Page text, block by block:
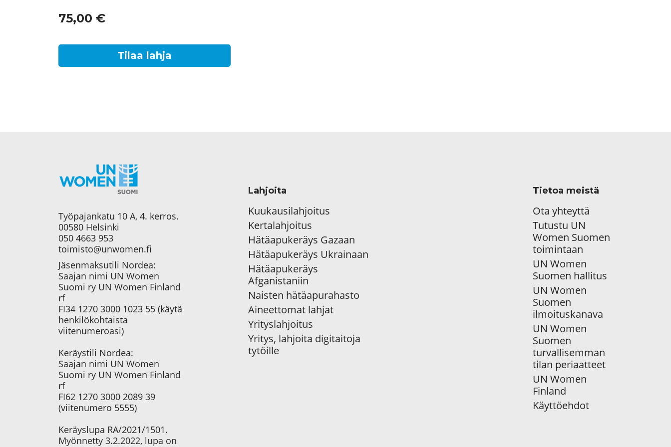
75,00 €
Tilaa lahja
Työpajankatu 10 A, 4. kerros.
00580 Helsinki
050 4663 953
toimisto@unwomen.fi
Jäsenmaksutili Nordea:
Saajan nimi UN Women
Suomi ry UN Women Finland
rf
FI34 1270 3000 1023 55 (käytä
henkilökohtaista
viitenumeroasi)
Keräystili Nordea:
Saajan nimi UN Women
Suomi ry UN Women Finland
rf
FI62 1270 3000 2089 39
(viitenumero 5555)
Keräyslupa RA/2021/1501.
Myönnetty 3.2.2022, lupa on
Lahjoita
Kuukausilahjoitus
Kertalahjoitus
Hätäapukeräys Gazaan
Hätäapukeräys Ukrainaan
Hätäapukeräys
Afganistaniin
Naisten hätäapurahasto
Aineettomat lahjat
Yrityslahjoitus
Yritys, lahjoita digitaitoja
tytöille
Tietoa meistä
Ota yhteyttä
Tutustu UN
Women Suomen
toimintaan
UN Women
Suomen hallitus
UN Women
Suomen
ilmoituskanava
UN Women
Suomen
turvallisemman
tilan periaatteet
UN Women
Finland
Käyttöehdot